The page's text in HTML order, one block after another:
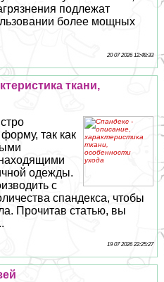
подлежат
более мощных
20 07 2026 12:48:33
ткани,
так как
одежды.
с
спандекса, чтобы
Прочитав статью, вы
19 07 2026 22:25:27